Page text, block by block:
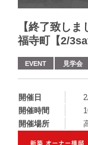
【終了致し
福寺町【2/
EVENT 見学会
開催日
開催時間
開催場所